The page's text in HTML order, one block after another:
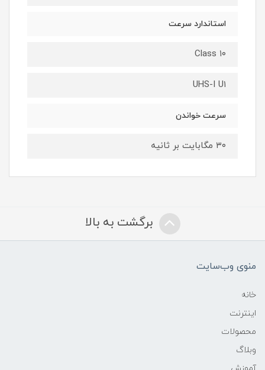
استاندارد سرعت
Class ۱۰
UHS-I U۱
سرعت خواندن
۳۰ مگابایت بر ثانیه
برگشت به بالا
منوی وب‌سایت
خانه
اینترنت
محصولات
وبلاگ